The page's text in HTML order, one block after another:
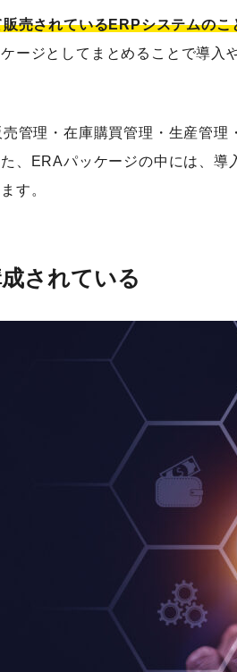
売されているERPシステムのこ
ージとしてまとめることで導入
管理・在庫購買管理・生産管理
、ERAパッケージの中には、導
す。
されている